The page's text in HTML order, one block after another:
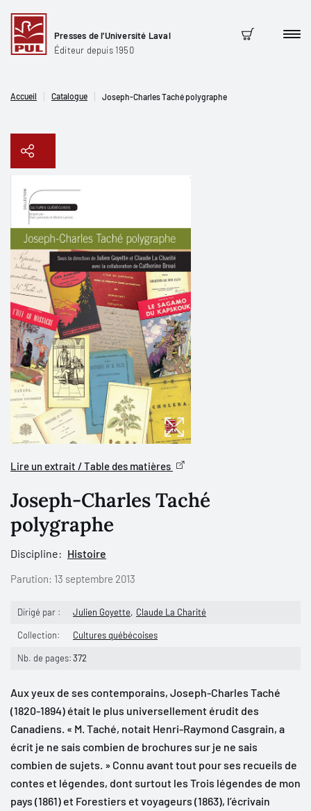
Presses de l'Université Laval
Éditeur depuis 1950
Panier
Accueil Catalogue Joseph-Charles Taché polygraphe
Lire un extrait / Table des matières
Joseph-Charles Taché
polygraphe
Discipline: Histoire
Parution: 13 septembre 2013
Dirigé par : Julien Goyette Claude La Charité
Collection: Cultures québécoises
Nb. de pages:372
Aux yeux de ses contemporains, Joseph-Charles Taché
(1820-1894) était le plus universellement érudit des
Canadiens. « M. Taché, notait Henri-Raymond Casgrain, a
écrit je ne sais combien de brochures sur je ne sais
combien de sujets. » Connu avant tout pour ses recueils de
contes et légendes, dont surtout les Trois légendes de mon
pays (1861) et Forestiers et voyageurs (1863), l’écrivain